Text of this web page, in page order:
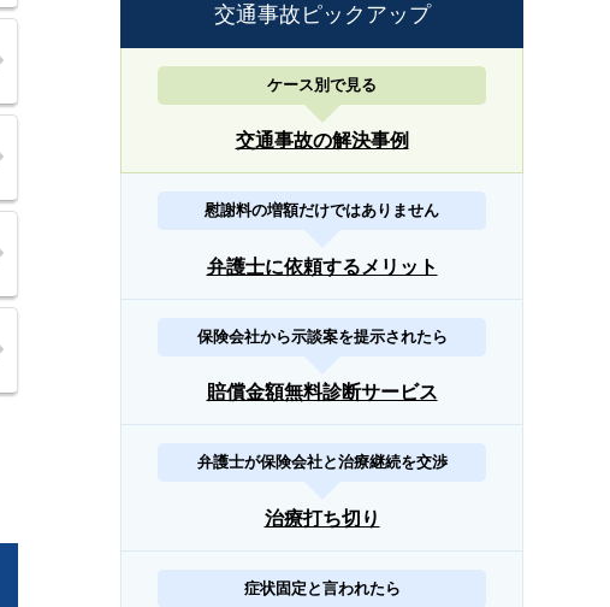
交通事故ピックアップ
ケース別で見る
交通事故の解決事例
慰謝料の増額だけではありません
弁護士に依頼するメリット
保険会社から示談案を提示されたら
賠償金額無料診断サービス
弁護士が保険会社と治療継続を交渉
治療打ち切り
症状固定と言われたら